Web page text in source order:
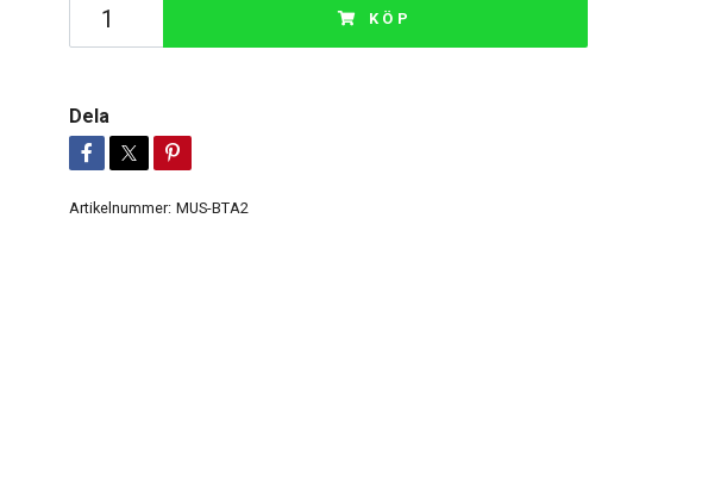
KÖP
Dela
Artikelnummer: MUS-BTA2